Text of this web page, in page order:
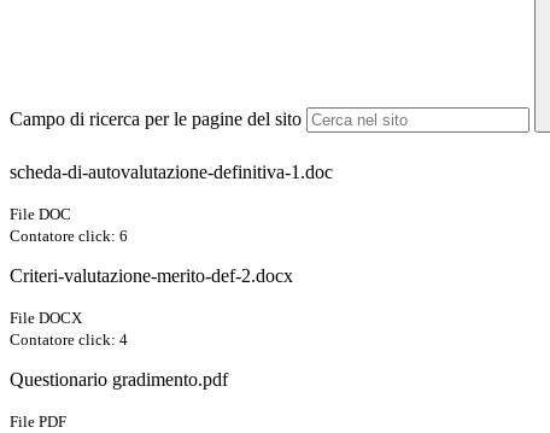
Campo di ricerca per le pagine del sito
scheda-di-autovalutazione-definitiva-1.doc
File DOC
Contatore click: 6
Criteri-valutazione-merito-def-2.docx
File DOCX
Contatore click: 4
Questionario gradimento.pdf
File PDF